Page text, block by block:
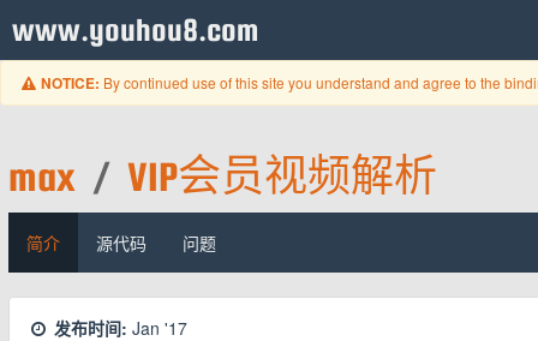
www.youhou8.com
NOTICE: By continued use of this site you understand and agree to the
max / VIP会员视频解析
简介 源代码 问题
发布时间: Jan '17